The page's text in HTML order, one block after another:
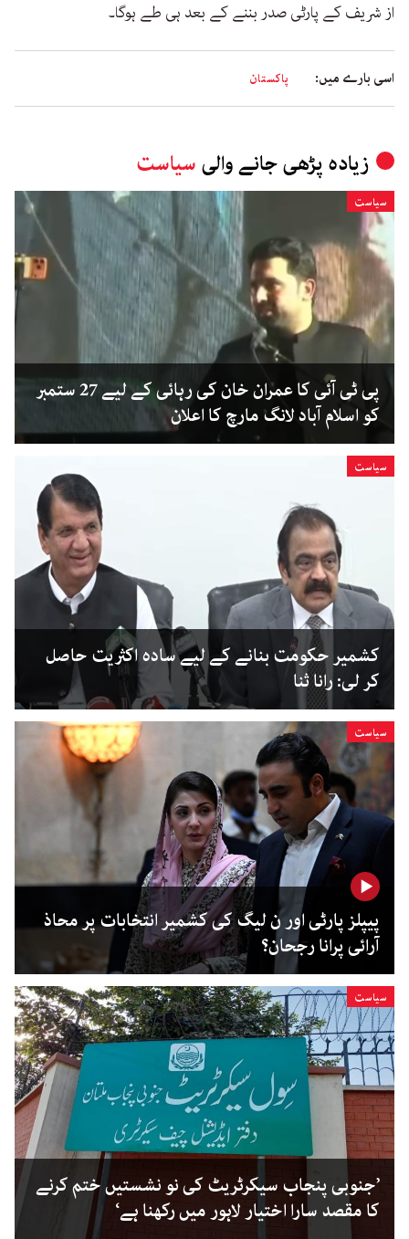
از شریف کے پارٹی صدر بننے کے بعد ہی طے ہوگا۔
اسی بارے میں: پاکستان
زیادہ پڑھی جانے والی سیاست
سیاست
پی ٹی آئی کا عمران خان کی رہائی کے لیے 27 ستمبر
کو اسلام آباد لانگ مارچ کا اعلان
سیاست
کشمیر حکومت بنانے کے لیے سادہ اکثریت حاصل
کر لی: رانا ثنا
سیاست
پیپلز پارٹی اور ن لیگ کی کشمیر انتخابات پر محاذ
آرائی پرانا رجحان؟
سیاست
’جنوبی پنجاب سیکرٹریٹ کی نو نشستیں ختم کرنے
کا مقصد سارا اختیار لاہور میں رکھنا ہے‘